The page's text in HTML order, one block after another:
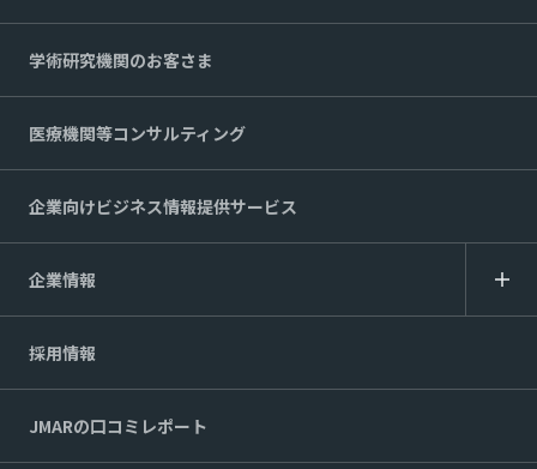
学術研究機関のお客さま
医療機関等コンサルティング
企業向けビジネス情報提供サービス
企業情報
採用情報
JMARの口コミレポート